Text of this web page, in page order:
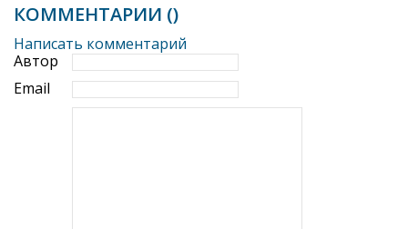
КОММЕНТАРИИ ()
Написать комментарий
Автор
Email